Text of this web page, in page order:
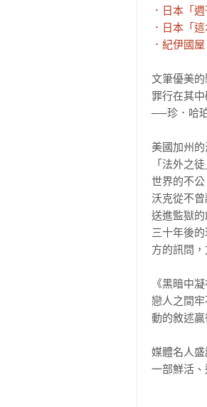
．日本「
．日本「
．紀伊國
文筆優美
罪行在其中
──珍．哈
美國加州
「法外之
世界的不公
沃克從不
送進監獄
三十年後
方的訊問
《黑暗中
戀人之間
動的敘述贏
媒體名人盛
一部鮮活